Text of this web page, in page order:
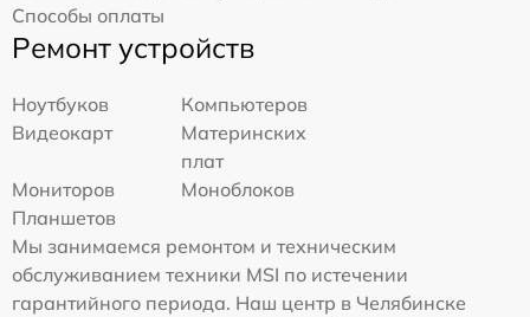
Способы оплаты
Ремонт устройств
Ноутбуков
Компьютеров
Видеокарт
Материнских
плат
Мониторов
Моноблоков
Планшетов
Мы занимаемся ремонтом и техническим
обслуживанием техники MSI по истечении
гарантийного периода. Наш центр в Челябинске